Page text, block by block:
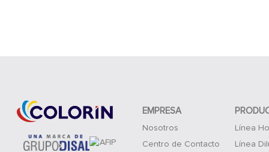
EMPRESA
Nosotros
Centro de Contacto
Línea
Línea